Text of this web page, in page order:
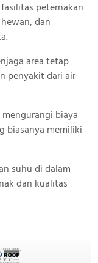
peternakan
dan
area tetap
penyakit dari air
biaya
biasanya memiliki
suhu di dalam
dan kualitas